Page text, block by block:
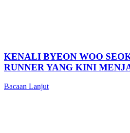
KENALI BYEON WOO
RUNNER YANG KINI
Bacaan Lanjut